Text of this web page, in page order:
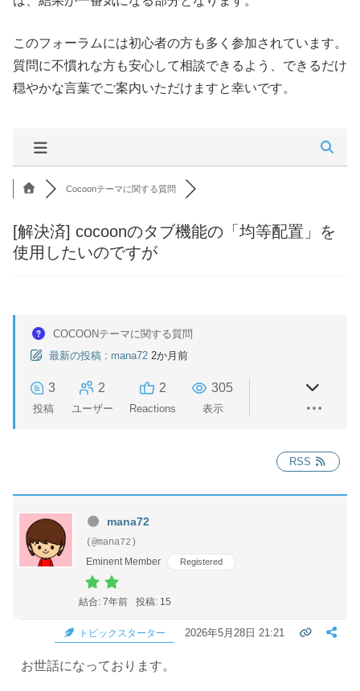
このフォーラムには初心者の方も多く参加されています。
質問に不慣れな方も安心して相談できるよう、できるだけ
穏やかな言葉でご案内いただけますと幸いです。
Cocoonテーマに関する質問
[解決済] cocoonのタブ機能の「均等配置」を
使用したいのですが
COCOONテーマに関する質問
最新の投稿 : mana72 2か月前
3
投稿
2
ユーザー
2
Reactions
305
表示
RSS
mana72
(@mana72)
Eminent Member
Registered
結合: 7年前 投稿: 15
トピックスターター 2026年5月28日 21:21
お世話になっております。